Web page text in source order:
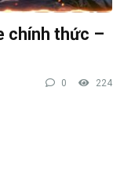
chính thức –
0 224